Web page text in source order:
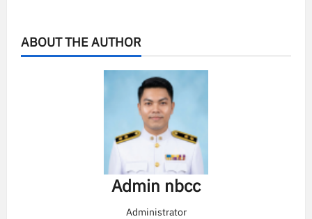
ABOUT THE AUTHOR
Admin nbcc
Administrator